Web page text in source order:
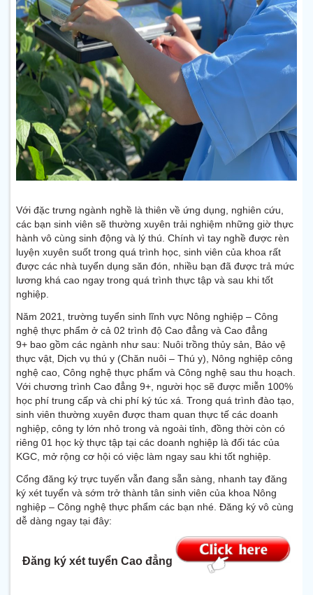
Với đặc trưng ngành nghề là thiên về ứng dụng, nghiên cứu,
các bạn sinh viên sẽ thường xuyên trải nghiệm những giờ thực
hành vô cùng sinh động và lý thú. Chính vì tay nghề được rèn
luyện xuyên suốt trong quá trình học, sinh viên của khoa rất
được các nhà tuyển dụng săn đón, nhiều bạn đã được trả mức
lương khá cao ngay trong quá trình thực tập và sau khi tốt
nghiệp.
Năm 2021, trường tuyển sinh lĩnh vực Nông nghiệp – Công
nghệ thực phẩm ở cả 02 trình độ Cao đẳng và Cao đẳng
9+ bao gồm các ngành như sau: Nuôi trồng thủy sản, Bảo vệ
thực vật, Dịch vụ thú y (Chăn nuôi – Thú y), Nông nghiệp công
nghệ cao, Công nghệ thực phẩm và Công nghệ sau thu hoạch.
Với chương trình Cao đẳng 9+, người học sẽ được miễn 100%
học phí trung cấp và chi phí ký túc xá. Trong quá trình đào tạo,
sinh viên thường xuyên được tham quan thực tế các doanh
nghiệp, công ty lớn nhỏ trong và ngoài tỉnh, đồng thời còn có
riêng 01 học kỳ thực tập tại các doanh nghiệp là đối tác của
KGC, mở rộng cơ hội có việc làm ngay sau khi tốt nghiệp.
Cổng đăng ký trực tuyến vẫn đang sẵn sàng, nhanh tay đăng
ký xét tuyển và sớm trở thành tân sinh viên của khoa Nông
nghiệp – Công nghệ thực phẩm các bạn nhé. Đăng ký vô cùng
dễ dàng ngay tại đây:
Đăng ký xét tuyển Cao đẳng